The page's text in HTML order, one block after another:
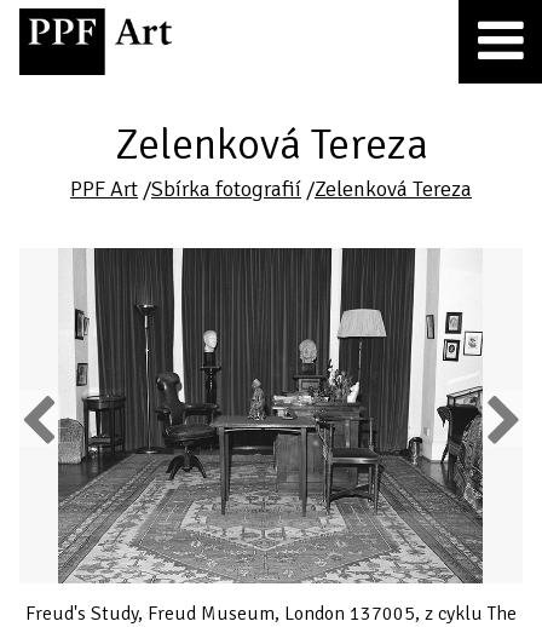
Zelenková Tereza
PPF Art /Sbírka fotografií /Zelenková Tereza
Previous
Freud's Study, Freud Museum, London 137005, z cyklu The
Next